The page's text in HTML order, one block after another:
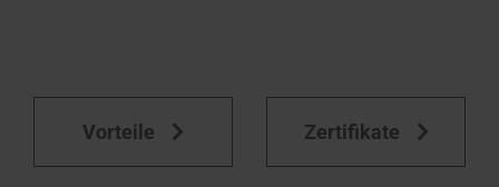
Vorteile Zertifikate